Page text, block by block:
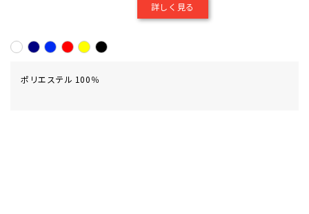
詳しく見る
ポリエステル 100％